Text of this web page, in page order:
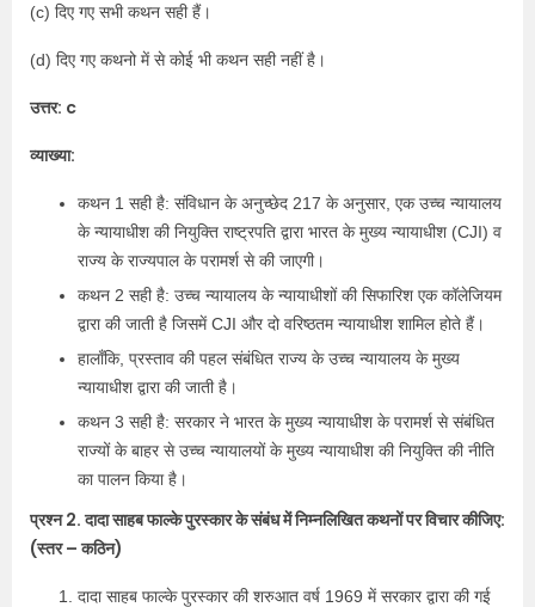
(c) दिए गए सभी कथन सही हैं।
(d) दिए गए कथनो में से कोई भी कथन सही नहीं है।
उत्तर: c
व्याख्या:
कथन 1 सही है: संविधान के अनुच्छेद 217 के अनुसार, एक उच्च न्यायालय
के न्यायाधीश की नियुक्ति राष्ट्रपति द्वारा भारत के मुख्य न्यायाधीश (CJI) व
राज्य के राज्यपाल के परामर्श से की जाएगी।
कथन 2 सही है: उच्च न्यायालय के न्यायाधीशों की सिफारिश एक कॉलेजियम
द्वारा की जाती है जिसमें CJI और दो वरिष्ठतम न्यायाधीश शामिल होते हैं।
हालाँकि, प्रस्ताव की पहल संबंधित राज्य के उच्च न्यायालय के मुख्य
न्यायाधीश द्वारा की जाती है।
कथन 3 सही है: सरकार ने भारत के मुख्य न्यायाधीश के परामर्श से संबंधित
राज्यों के बाहर से उच्च न्यायालयों के मुख्य न्यायाधीश की नियुक्ति की नीति
का पालन किया है।
प्रश्न 2. दादा साहब फाल्के पुरस्कार के संबंध में निम्नलिखित कथनों पर विचार कीजिए:
(स्तर – कठिन)
दादा साहब फाल्के पुरस्कार की शरुआत वर्ष 1969 में सरकार द्वारा की गई